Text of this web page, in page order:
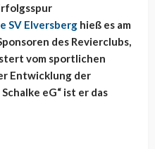
SV Elversberg hieß es am
des Revierclubs,
vom sportlichen
Entwicklung der
eG“ ist er das